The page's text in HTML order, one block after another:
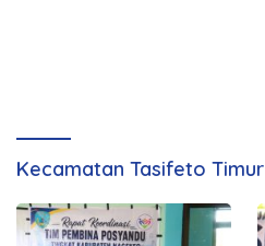
Kecamatan Tasifeto Timur